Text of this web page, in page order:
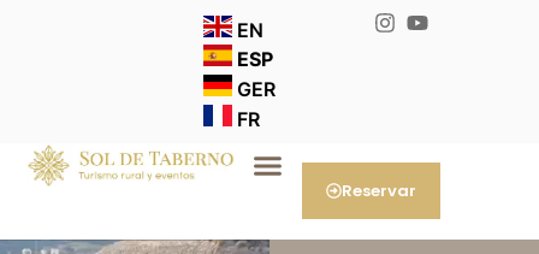
EN
ESP
GER
FR
Reservar